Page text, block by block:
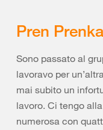
Pren
Sono passato al
lavoravo per
mai subito un
lavoro. Ci tengo
numerosa con